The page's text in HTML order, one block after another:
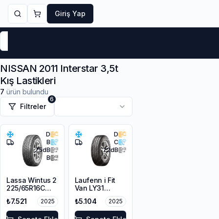
Giriş Yap
NISSAN 2011 Interstar 3,5t
Kış Lastikleri
7 ürün bulundu
Filtreler
6
D
B
75dB
B
Lassa Wintus 2
225/65R16C
112/110 R M+S
3PMSF 8PR
₺7.521 2025
D
C
72dB
Laufenn i Fit
Van LY31
225/65R16C
112/110R M+S
3PMSF 8PR
₺5.104 2025